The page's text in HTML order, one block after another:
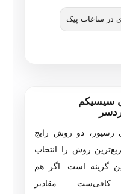
در ساعات پیک
سیسیکم
رسیور، دو روش رایج
روش را انتخاب
گزینه است. اگر هم
مقادیر